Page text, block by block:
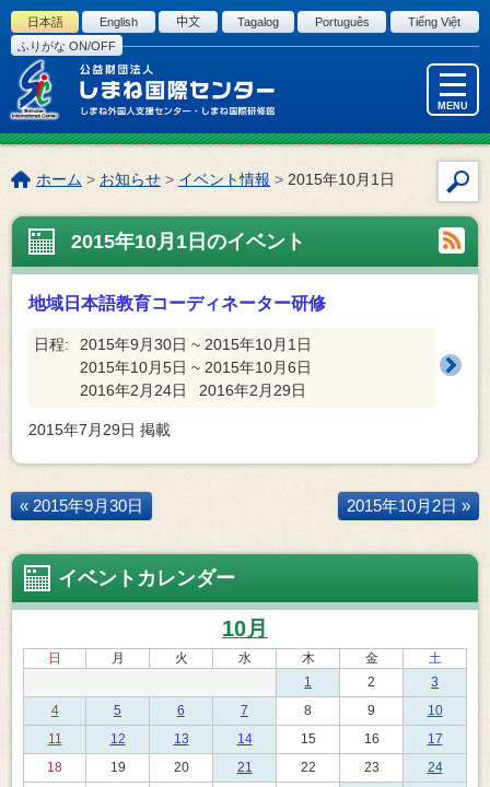
このページの本文へ
日本語 English 中文 Tagalog Português
Tiếng Việt
ふりがな ON/OFF
MENU
イ
ト
内
こ
の
ペ
ジ
ホーム> お知らせ> イベント情報 >2015年10月1日
2015年10月1日のイベント
地域日本語教育コーディネーター研修
日程:
2015年9月30日 ~ 2015年10月1日
2015年10月5日 ~ 2015年10月6日
2016年2月24日
2016年2月29日
2015年7月29日 掲載
« 2015年9月30日 2015年10月2日 »
イベントカレンダー
10月
日 月 火 水 木 金
土
1
2
3
4
5 6 7 8 9
10
11
12 13 14 15 16
17
18
19 20 21 22 23
24